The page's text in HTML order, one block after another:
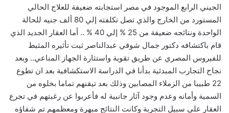
الجيني الرابع الموجود في مصر استجابته ضعيفة للعلاج الحالي
المستورد من الخارج والذي تصل تكلفته إلي 80 ألف جنيه للحالة
الواحدة ونتائجه ضعيفة من 25 % إلي 40 % .. أما العقار الجديد الذي
قام باكتشافه دكتور جمال شوقي عبدالناصر ثبت تأثيره المثبط
للفيروس المصري عن طريق تقوية واستثارة الجهاز المناعي.. وبعد
نجاح التجارب المبدئية بدأنا في الدراسة الاستكشافية بعد ان تطوع
22 طبيبا من الزملاء المصابين وذلك بعد تيقنهم تماما بخلوه من
السمية وأمانه وعدم وجود آثار جانبية له فأعربوا عن رغبتهم في تجرع
العقار علي سبيل التجربة وكانت النتائج مبهرة ومعظمهم تم شفاؤه